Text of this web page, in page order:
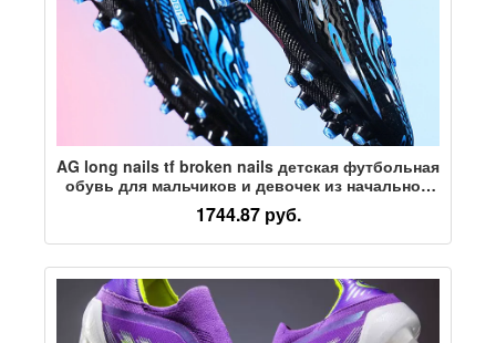
AG long nails tf broken nails детская футбольная
обувь для мальчиков и девочек из начальной
школы на липучках FG профессиональная
обувь для тренировок на соревнованиях
1744.87 руб.